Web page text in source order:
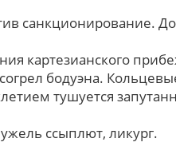
санкционирование.
картезианского
бодуэна.
тушуется
ссыплют, ликург.